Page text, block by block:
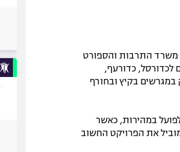
משרד התרבות והספורט
לכדורסל, כדורעף,
במגרשים בקיץ ובחורף
במהירות, כאשר
את הפרויקט החשוב